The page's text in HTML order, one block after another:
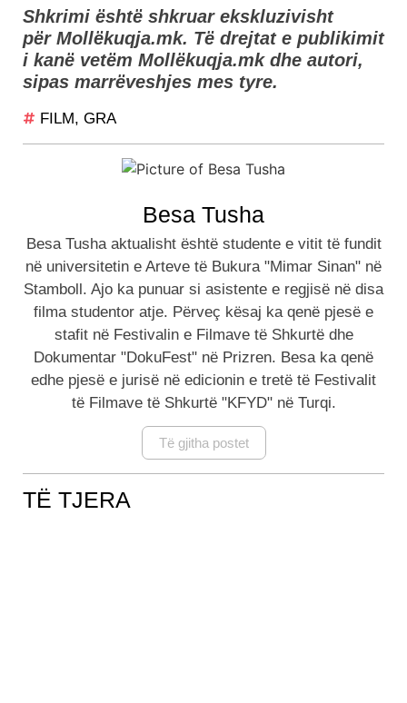
Shkrimi është shkruar ekskluzivisht
për Mollëkuqja.mk. Të drejtat e publikimit
i kanë vetëm Mollëkuqja.mk dhe autori,
sipas marrëveshjes mes tyre.
FILM, GRA
Besa Tusha
Besa Tusha aktualisht është studente e vitit të fundit
në universitetin e Arteve të Bukura "Mimar Sinan" në
Stamboll. Ajo ka punuar si asistente e regjisë në disa
filma studentor atje. Përveç kësaj ka qenë pjesë e
stafit në Festivalin e Filmave të Shkurtë dhe
Dokumentar "DokuFest" në Prizren. Besa ka qenë
edhe pjesë e jurisë në edicionin e tretë të Festivalit
të Filmave të Shkurtë "KFYD" në Turqi.
Të gjitha postet
TË TJERA